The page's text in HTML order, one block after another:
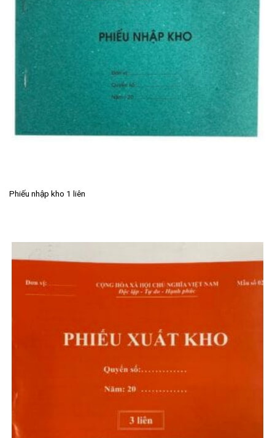
Phiếu nhập kho 1 liên